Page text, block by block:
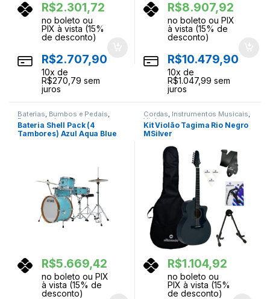
R$2.301,72
no boleto ou
PIX à vista (15%
de desconto)
R$2.707,90
10x de
R$270,79 sem
juros
R$8.907,92
no boleto ou PIX
à vista (15% de
desconto)
R$10.479,90
10x de
R$1.047,99 sem
juros
Baterias, Bumbos e Pedais,
Ferragens, Instrumentos
Musicais,Percussao
Bateria Shell Pack (4
Tambores) Azul Aqua Blue
R$5.669,42
no boleto ou PIX
à vista (15% de
desconto)
Cordas, Instrumentos Musicais,
Violoes
Kit Violão Tagima Rio Negro
MSilver
R$1.104,92
no boleto ou
PIX à vista (15%
de desconto)